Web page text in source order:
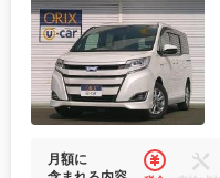
月額に